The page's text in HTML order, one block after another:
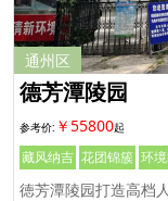
通州区
德芳潭陵园
￥55800
藏风纳吉 花团锦簇 环
徳芳潭陵园打造高档